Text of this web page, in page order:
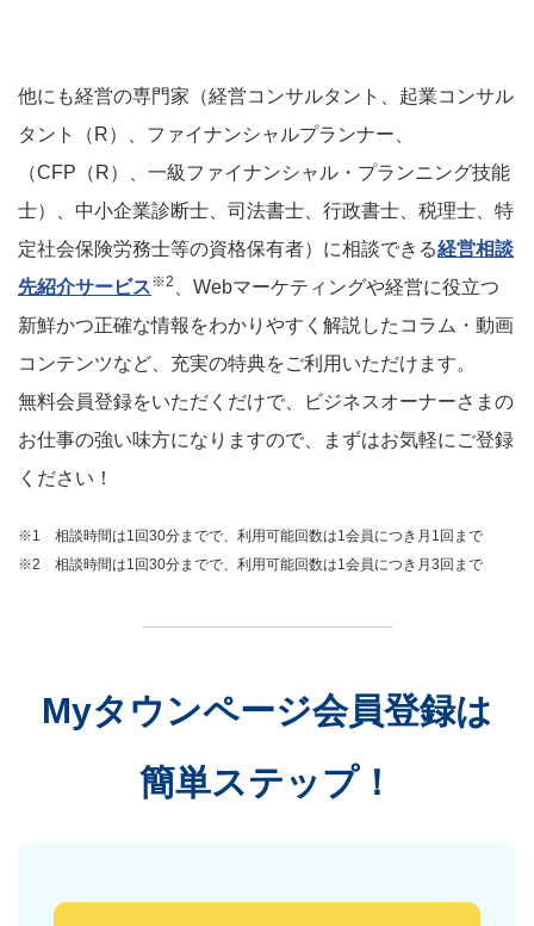
他にも経営の専門家（経営コンサルタント、起業コンサル
タント（R）、ファイナンシャルプランナー、
（CFP（R）、一級ファイナンシャル・プランニング技能
士）、中小企業診断士、司法書士、行政書士、税理士、特
定社会保険労務士等の資格保有者）に相談できる経営相談
先紹介サービス※2
、Webマーケティングや経営に役立つ
新鮮かつ正確な情報をわかりやすく解説したコラム・動画
コンテンツなど、充実の特典をご利用いただけます。
無料会員登録をいただくだけで、ビジネスオーナーさまの
お仕事の強い味方になりますので、まずはお気軽にご登録
ください！
※1 相談時間は1回30分までで、利用可能回数は1会員につき月1回まで
※2 相談時間は1回30分までで、利用可能回数は1会員につき月3回まで
Myタウンページ会員登録は
簡単ステップ！